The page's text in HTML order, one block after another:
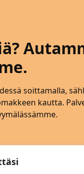
soittamalla,
kautta.